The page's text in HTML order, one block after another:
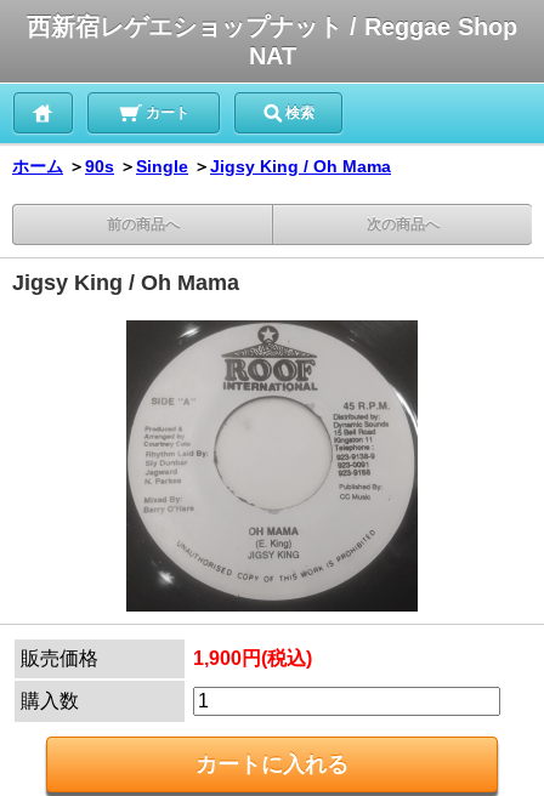
西新宿レゲエショップナット / Reggae Shop
NAT
カート 検索
ホーム ＞90s ＞Single ＞Jigsy King / Oh Mama
前の商品へ 次の商品へ
Jigsy King / Oh Mama
販売価格 1,900円(税込)
購入数